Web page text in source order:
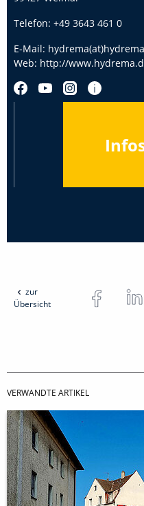
Telefon: +49 3643 461 0
E-Mail:
Web: http://
zur
Übersicht
VERWANDTE ARTIKEL